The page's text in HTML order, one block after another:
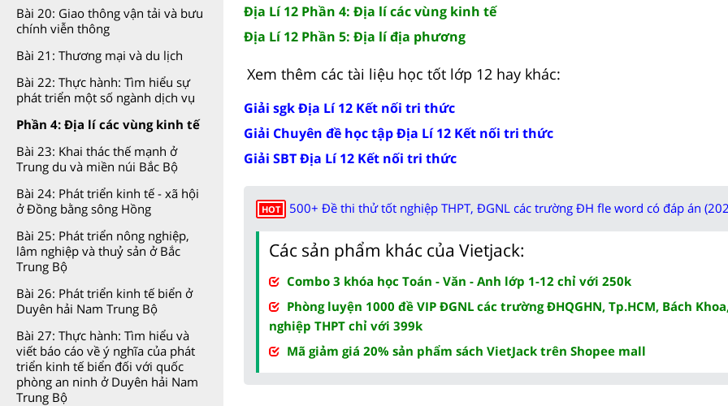
Bài 20: Giao thông vận tải và bưu
chính viễn thông
Bài 21: Thương mại và du lịch
Bài 22: Thực hành: Tìm hiểu sự
phát triển một số ngành dịch vụ
Phần 4: Địa lí các vùng kinh tế
Bài 23: Khai thác thế mạnh ở
Trung du và miền núi Bắc Bộ
Bài 24: Phát triển kinh tế - xã hội
ở Đồng bằng sông Hồng
Bài 25: Phát triển nông nghiệp,
lâm nghiệp và thuỷ sản ở Bắc
Trung Bộ
Bài 26: Phát triển kinh tế biển ở
Duyên hải Nam Trung Bộ
Bài 27: Thực hành: Tìm hiểu và
viết báo cáo về ý nghĩa của phát
triển kinh tế biển đối với quốc
phòng an ninh ở Duyên hải Nam
Trung Bộ
Địa Lí 12 Phần 4: Địa lí các vùng kinh tế
Địa Lí 12 Phần 5: Địa lí địa phương
Xem thêm các tài liệu học tốt lớp 12 hay khác:
Giải sgk Địa Lí 12 Kết nối tri thức
Giải Chuyên đề học tập Địa Lí 12 Kết nối tri thức
Giải SBT Địa Lí 12 Kết nối tri thức
HOT 500+ Đề thi thử tốt nghiệp THPT, ĐGNL các trường ĐH fle word có đáp án
Các sản phẩm khác của Vietjack:
Combo 3 khóa học Toán - Văn - Anh lớp 1-12 chỉ với 250k
Phòng luyện 1000 đề VIP ĐGNL các trường ĐHQGHN, Tp.HCM, Bách
nghiệp THPT chỉ với 399k
Mã giảm giá 20% sản phẩm sách VietJack trên Shopee mall